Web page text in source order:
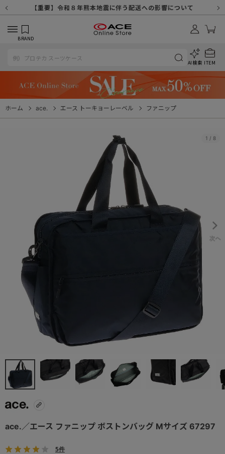
【重要】8/11（火・祝）休業及び配送スケジュールについて
【重要】令和８年熊本地震に伴う配送への影響について
【重要】納品書・領収書ペーパーレス化（電子化）のお知らせ
【重要】天候不良や交通状況・物量増等に伴う配送への影響について
【重要】悪質な詐欺サイトにご注意ください
【重要】各種メールが届かない場合に関しまして
【重要】お問い合わせのご対応に関しまして
【重要】SNSのなりすまし詐欺にご注意ください
BRAND
AI検索 ITEM
ホーム ace. エース トーキョーレーベル ファニップ
1 / 8
ace.／エース ファニップ ボストンバッグ Mサイズ 67297
5件